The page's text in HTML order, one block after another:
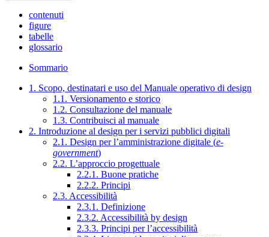
contenuti
figure
tabelle
glossario
Sommario
1. Scopo, destinatari e uso del Manuale operativo di design
1.1. Versionamento e storico
1.2. Consultazione del manuale
1.3. Contribuisci al manuale
2. Introduzione al design per i servizi pubblici digitali
2.1. Design per l’amministrazione digitale (e-
government)
2.2. L’approccio progettuale
2.2.1. Buone pratiche
2.2.2. Principi
2.3. Accessibilità
2.3.1. Definizione
2.3.2. Accessibilità by design
2.3.3. Principi per l’accessibilità